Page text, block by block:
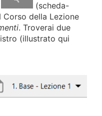
(scheda-
Corso della Lezione
. Troverai due
(illustrato qui